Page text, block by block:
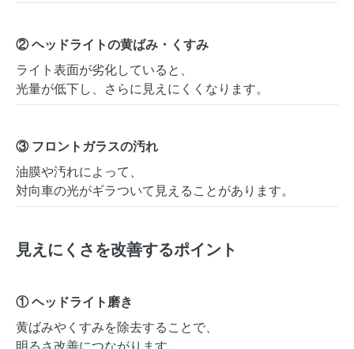
② ヘッドライトの黄ばみ・くすみ
ライト表面が劣化していると、
光量が低下し、さらに見えにくくなります。
③ フロントガラスの汚れ
油膜や汚れによって、
対向車の光がギラついて見えることがあります。
見えにくさを改善するポイント
① ヘッドライト磨き
黄ばみやくすみを除去することで、